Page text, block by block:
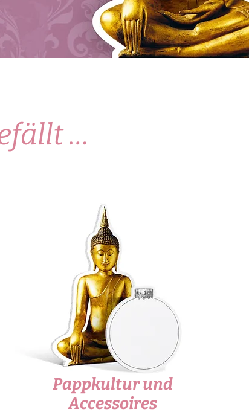
…
Pappkultur und
Accessoires